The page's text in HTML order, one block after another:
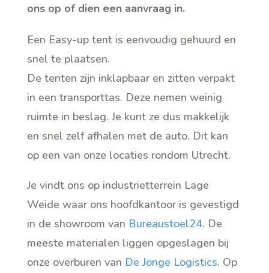
ons op of dien een aanvraag in.
Een Easy-up tent is eenvoudig gehuurd en
snel te plaatsen.
De tenten zijn inklapbaar en zitten verpakt
in een transporttas. Deze nemen weinig
ruimte in beslag. Je kunt ze dus makkelijk
en snel zelf afhalen met de auto. Dit kan
op een van onze locaties rondom Utrecht.
Je vindt ons op industrietterrein Lage
Weide waar ons hoofdkantoor is gevestigd
in de showroom van Bureaustoel24. De
meeste materialen liggen opgeslagen bij
onze overburen van De Jonge Logistics. Op